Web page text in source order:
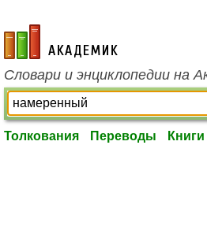
academic.ru
Словари и энциклопедии на
Толкования Переводы Книги